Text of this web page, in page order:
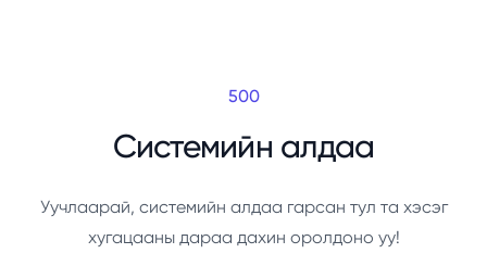
500
Системийн алдаа
Уучлаарай, системийн алдаа гарсан тул та хэсэг
хугацааны дараа дахин оролдоно уу!